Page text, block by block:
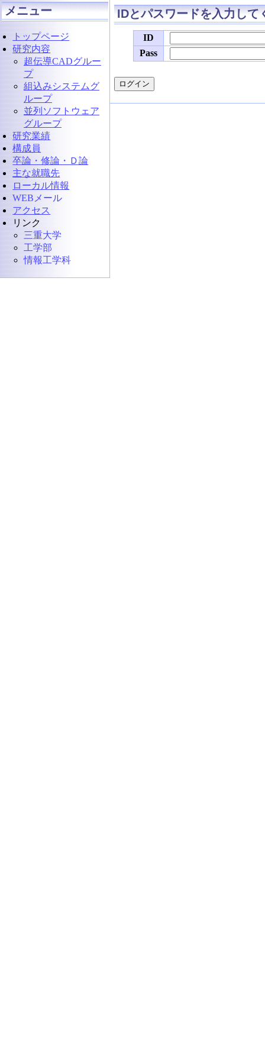
IDとパスワードを入力して
ID
Pass
メニュー
トップページ
研究内容
超伝導CADグルー
プ
組込みシステムグ
ループ
並列ソフトウェア
グループ
研究業績
構成員
卒論・修論・Ｄ論
主な就職先
ローカル情報
WEBメール
アクセス
リンク
三重大学
工学部
情報工学科